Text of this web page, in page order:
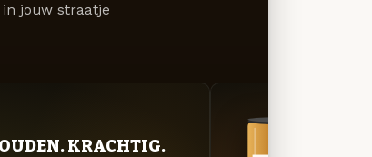
jouw straatje
KRACHTIG.